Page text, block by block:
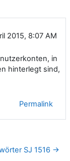
2015, 8:07 AM
in
hinterlegt sind,
Permalink
SJ 1516 →